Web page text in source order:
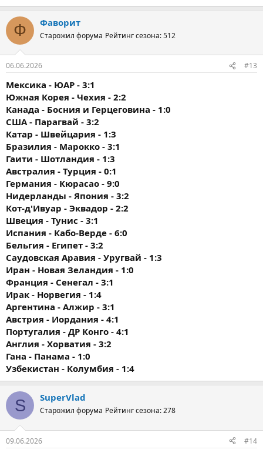
Ф Фаворит
Старожил форума Рейтинг сезона: 512
06.06.2026 #13
Мексика - ЮАР - 3:1
Южная Корея - Чехия - 2:2
Канада - Босния и Герцеговина - 1:0
США - Парагвай - 3:2
Катар - Швейцария - 1:3
Бразилия - Марокко - 3:1
Гаити - Шотландия - 1:3
Австралия - Турция - 0:1
Германия - Кюрасао - 9:0
Нидерланды - Япония - 3:2
Кот-д'Ивуар - Эквадор - 2:2
Швеция - Тунис - 3:1
Испания - Кабо-Верде - 6:0
Бельгия - Египет - 3:2
Саудовская Аравия - Уругвай - 1:3
Иран - Новая Зеландия - 1:0
Франция - Сенегал - 3:1
Ирак - Норвегия - 1:4
Аргентина - Алжир - 3:1
Австрия - Иордания - 4:1
Португалия - ДР Конго - 4:1
Англия - Хорватия - 3:2
Гана - Панама - 1:0
Узбекистан - Колумбия - 1:4
S SuperVlad
Старожил форума Рейтинг сезона: 278
09.06.2026 #14